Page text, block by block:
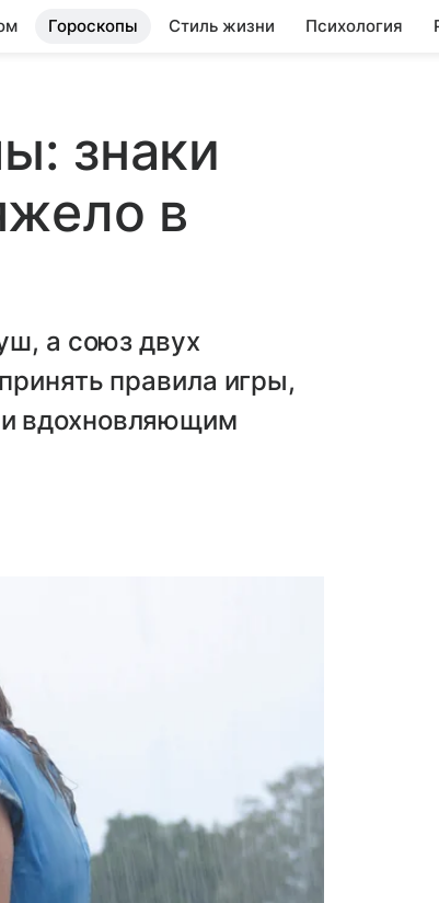
Гороскопы Стиль жизни Психология
знаки
в
а союз двух
правила игры,
вдохновляющим